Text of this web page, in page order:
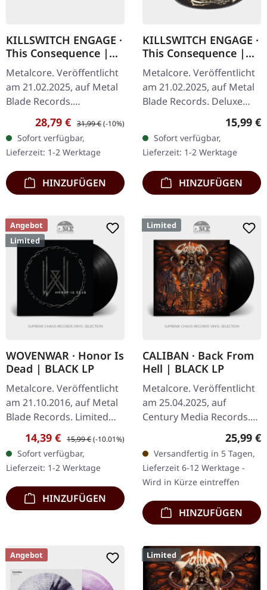
KILLSWITCH ENGAGE ·
This Consequence |
"DEFUSED PINK
POLLUTION" CLEAR
LAVENDER MARBLED
LP
Metalcore. Veröffentlicht
am 21.02.2025, auf Metal
Blade Records.
Transparente Lavendel-
Marmorierung Vinyl,
Klappcover, Prägung,
beinhaltet ein…
Verkaufspreis:
28,79 € Regulärer Preis:
31,99 €(-10%)
Sofort verfügbar,
Lieferzeit: 1-2 Werktage
HINZUFÜGEN
KILLSWITCH ENGAGE ·
This Consequence |
DIGIPAK CD
Metalcore. Veröffentlicht
am 21.02.2025, auf Metal
Blade Records. Deluxe
exklusivem Artwork und
umfassendem Booklet.
"This…
15,99 €
Sofort verfügbar,
Lieferzeit: 1-2 Werktage
HINZUFÜGEN
Angebot
Limited
WOVENWAR · Honor Is
Dead | BLACK LP
Metalcore. Veröffentlicht
am 21.10.2016, auf Metal
Blade Records. Limited
edition 180g black vinyl
with giant poster Es gibt
Alben, die dich mitten…
Verkaufspreis:
14,39 € Regulärer Preis:
15,99 €(-10.01%)
Sofort verfügbar,
Lieferzeit: 1-2 Werktage
HINZUFÜGEN
Limited
CALIBAN · Back From
Hell | BLACK LP
Metalcore. Veröffentlicht
am 25.04.2025, auf
Century Media Records.
Schwarzes Vinyl im 12"
Cover, limitierte Auflage.
Das neueste Werk von
Caliban,…
25,99 €
Versandfertig in 5 Tagen,
Lieferzeit 6-12 Werktage -
Wird in Kürze eintreffen
HINZUFÜGEN
Angebot Limited